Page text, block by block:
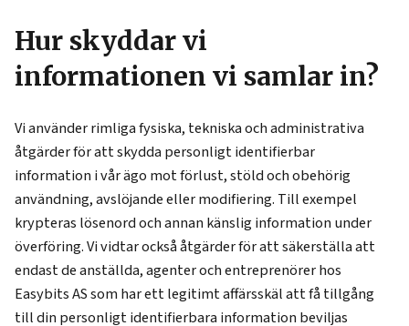
Hur skyddar vi
informationen vi samlar in?
Vi använder rimliga fysiska, tekniska och administrativa
åtgärder för att skydda personligt identifierbar
information i vår ägo mot förlust, stöld och obehörig
användning, avslöjande eller modifiering. Till exempel
krypteras lösenord och annan känslig information under
överföring. Vi vidtar också åtgärder för att säkerställa att
endast de anställda, agenter och entreprenörer hos
Easybits AS som har ett legitimt affärsskäl att få tillgång
till din personligt identifierbara information beviljas